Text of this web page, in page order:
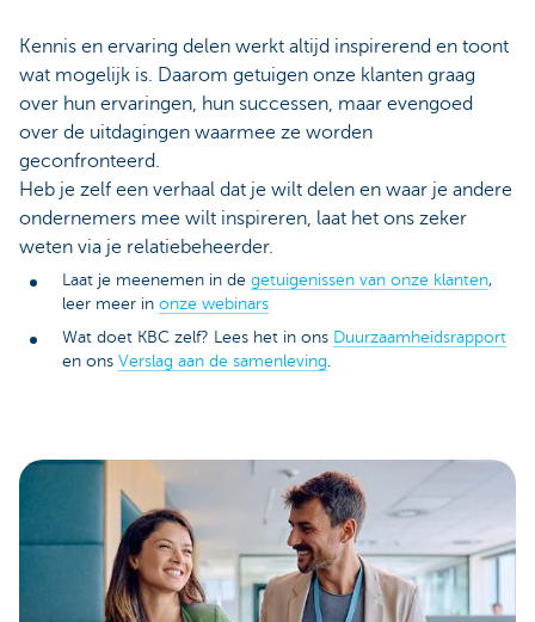
Kennis en ervaring delen werkt altijd inspirerend en toont
wat mogelijk is. Daarom getuigen onze klanten graag
over hun ervaringen, hun successen, maar evengoed
over de uitdagingen waarmee ze worden
geconfronteerd.
Heb je zelf een verhaal dat je wilt delen en waar je andere
ondernemers mee wilt inspireren, laat het ons zeker
weten via je relatiebeheerder.
Laat je meenemen in de getuigenissen van onze klanten,
leer meer in onze webinars
Wat doet KBC zelf? Lees het in ons Duurzaamheidsrapport
en ons Verslag aan de samenleving.